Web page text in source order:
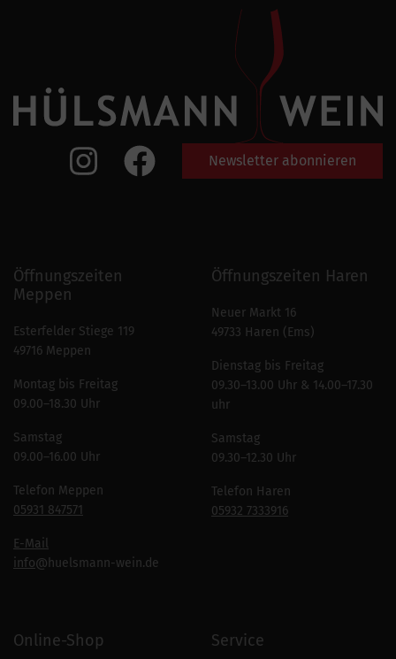
Newsletter abonnieren
Öffnungszeiten
Meppen
Esterfelder Stiege 119
49716 Meppen
Montag bis Freitag
09.00–18.30 Uhr
Samstag
09.00–16.00 Uhr
Telefon Meppen
05931 847571
E-Mail
info@huelsmann-wein.de
Öffnungszeiten Haren
Neuer Markt 16
49733 Haren (Ems)
Dienstag bis Freitag
09.30–13.00 Uhr & 14.00–17.30
uhr
Samstag
09.30–12.30 Uhr
Telefon Haren
05932 7333916
Online-Shop Service